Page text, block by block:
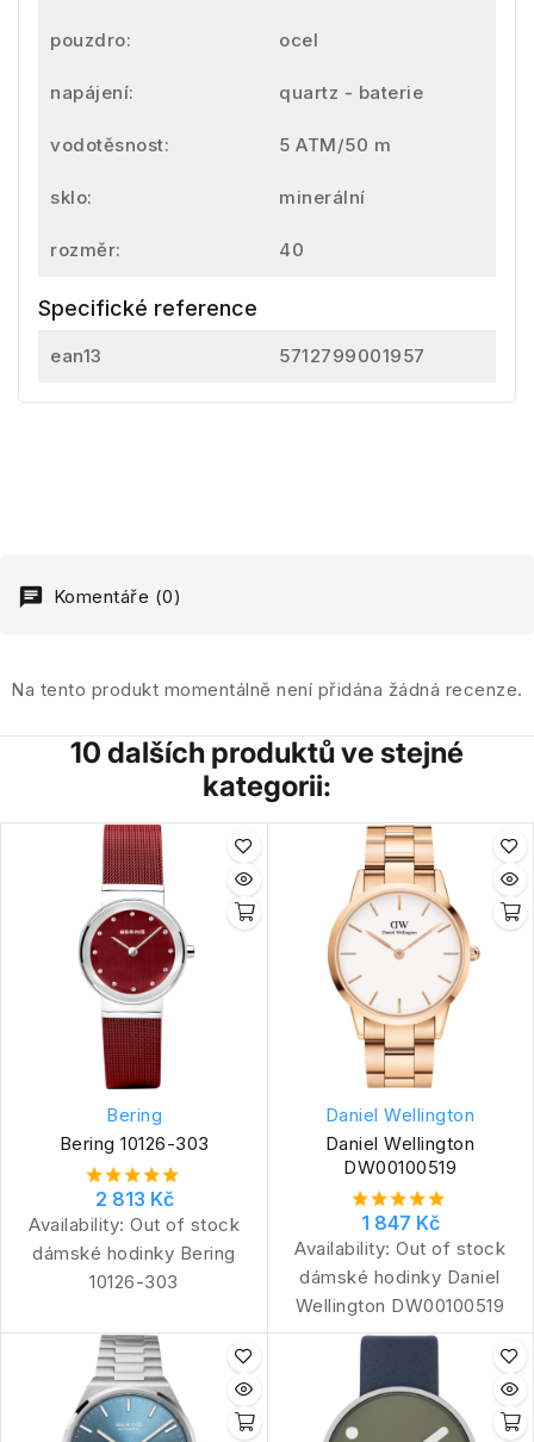
pouzdro: ocel
napájení: quartz - baterie
vodotěsnost: 5 ATM/50 m
sklo: minerální
rozměr: 40
Specifické reference
ean13 5712799001957
Komentáře (0)
Na tento produkt momentálně není přidána žádná recenze.
10 dalších produktů ve stejné
kategorii:
Bering
Bering 10126-303
2 813 Kč
Availability: Out of stock
dámské hodinky Bering
10126-303
Daniel Wellington
Daniel Wellington
DW00100519
1 847 Kč
Availability: Out of stock
dámské hodinky Daniel
Wellington DW00100519